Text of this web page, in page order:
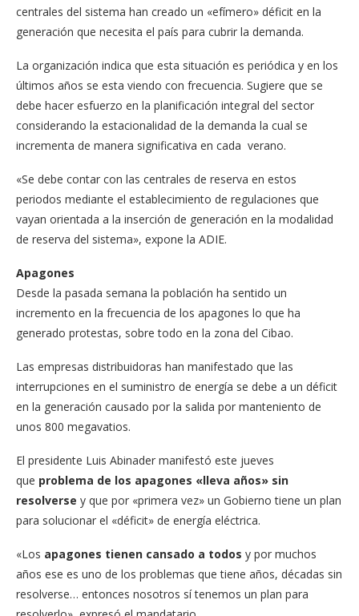
centrales del sistema han creado un «efímero» déficit en la
generación que necesita el país para cubrir la demanda.
La organización indica que esta situación es periódica y en los
últimos años se esta viendo con frecuencia. Sugiere que se
debe hacer esfuerzo en la planificación integral del sector
considerando la estacionalidad de la demanda la cual se
incrementa de manera significativa en cada verano.
«Se debe contar con las centrales de reserva en estos
periodos mediante el establecimiento de regulaciones que
vayan orientada a la inserción de generación en la modalidad
de reserva del sistema», expone la ADIE.
Apagones
Desde la pasada semana la población ha sentido un
incremento en la frecuencia de los apagones lo que ha
generado protestas, sobre todo en la zona del Cibao.
Las empresas distribuidoras han manifestado que las
interrupciones en el suministro de energía se debe a un déficit
en la generación causado por la salida por manteniento de
unos 800 megavatios.
El presidente Luis Abinader manifestó este jueves
que problema de los apagones «lleva años» sin
resolverse y que por «primera vez» un Gobierno tiene un plan
para solucionar el «déficit» de energía eléctrica.
«Los apagones tienen cansado a todos y por muchos
años ese es uno de los problemas que tiene años, décadas sin
resolverse… entonces nosotros sí tenemos un plan para